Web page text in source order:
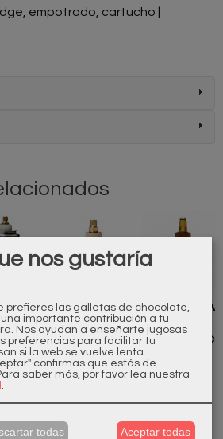
empotrado cartucho
€
826632110
Cartucho
Termostatico
72,60 €
Cartucho
Termostático
104,00 €
nos gustaría
prefieres las galletas de chocolate,
importante contribución a tu
Nos ayudan a enseñarte jugosas
preferencias para facilitar tu
si la web se vuelve lenta.
confirmas que estás de
saber más, por favor lea nuestra
todas Aceptar todas